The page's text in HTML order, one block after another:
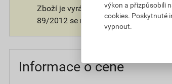
Zboží je vyráběno na přání
89/2012 se na takové zboží
Informace o ceně
výkon a přizpůsobili
cookies. Poskytnuté
vypnout.